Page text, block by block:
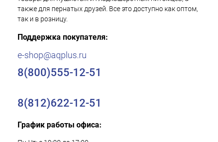
также для пернатых друзей. Все это доступно как оптом,
так и в розницу.
Поддержка покупателя:
e-shop@aqplus.ru
8(800)555-12-51
8(812)622-12-51
График работы офиса: